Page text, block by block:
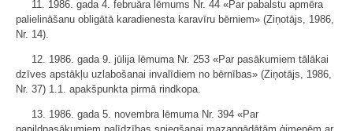
11. 1986. gada 4. februāra lēmums Nr. 44 «Par pabalstu apmēra
palielināšanu obligātā karadienesta karavīru bērniem» (Ziņotājs, 1986,
Nr. 14).
12. 1986. gada 9. jūlija lēmuma Nr. 253 «Par pasākumiem tālākai
dzīves apstākļu uzlabošanai invalīdiem no bērnības» (Ziņotājs, 1986,
Nr. 37) 1.1. apakšpunkta pirmā rindkopa.
13. 1986. gada 5. novembra lēmuma Nr. 394 «Par